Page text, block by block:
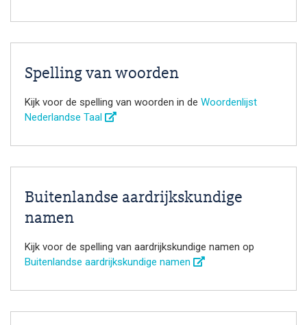
Spelling van woorden
Kijk voor de spelling van woorden in de Woordenlijst
Nederlandse Taal
Buitenlandse aardrijkskundige
namen
Kijk voor de spelling van aardrijkskundige namen op
Buitenlandse aardrijkskundige namen